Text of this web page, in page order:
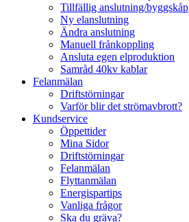
Tillfällig anslutning/byggskåp
Ny elanslutning
Ändra anslutning
Manuell frånkoppling
Ansluta egen elproduktion
Samråd 40kv kablar
Felanmälan
Driftstörningar
Varför blir det strömavbrott?
Kundservice
Öppettider
Mina Sidor
Driftstörningar
Felanmälan
Flyttanmälan
Energispartips
Vanliga frågor
Ska du gräva?